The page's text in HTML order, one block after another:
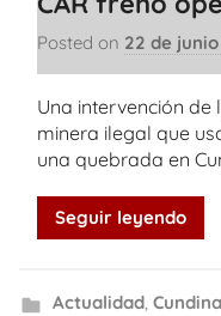
Posted on 22 de
Una intervención de
minera ilegal que
una quebrada en
Seguir leyendo
Actualidad,